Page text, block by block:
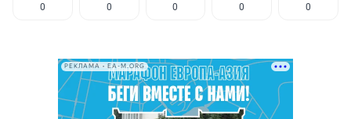
0 0 0 0 0
РЕКЛАМА • EA-M.ORG